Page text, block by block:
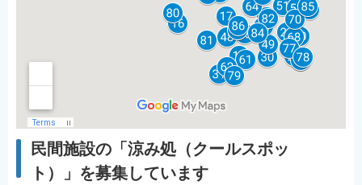
民間施設の「涼み処（クールスポッ
ト）」を募集しています